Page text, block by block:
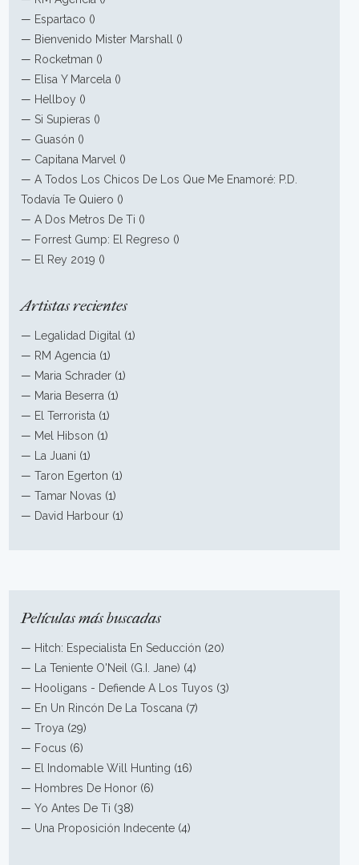
— Espartaco ()
— Bienvenido Mister Marshall
()
— Rocketman ()
— Elisa Y Marcela ()
— Hellboy ()
—Si Supieras ()
— Guasón ()
— Capitana Marvel ()
—A Todos Los Chicos De Los Que Me Enamoré: P.D.
Todavía Te Quiero ()
—A Dos Metros De Ti ()
— Forrest Gump: El Regreso ()
— El Rey 2019 ()
Artistas recientes
— Legalidad Digital
(1)
— RM Agencia (1)
— Maria Schrader (1)
— Maria Beserra (1)
— El Terrorista (1)
— Mel Hibson (1)
—
La Juani (1)
—Taron Egerton (1)
—Tamar Novas (1)
— David Harbour (1)
Películas más buscadas
— Hitch: Especialista En Seducción (20)
—
La Teniente O'Neil (G.I. Jane) (4)
— Hooligans - Defiende A Los Tuyos (3)
— En Un Rincón De La Toscana (7)
—Troya (29)
— Focus (6)
— El Indomable Will Hunting (16)
— Hombres De Honor (6)
—Yo Antes De Ti (38)
— Una Proposición Indecente (4)